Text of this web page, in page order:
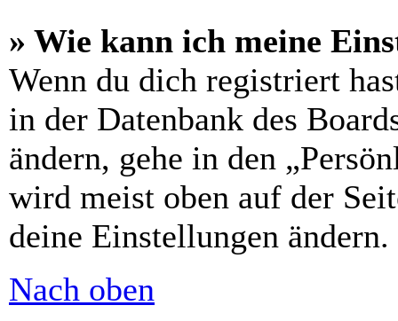
» Wie kann ich meine
Wenn du dich registriert
in der Datenbank des
ändern, gehe in den
wird meist oben auf der
deine Einstellungen ändern.
Nach oben